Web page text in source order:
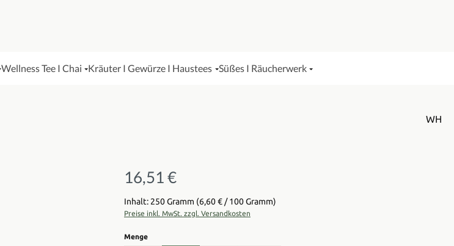
Wellness Tee I Chai Kräuter I Gewürze I Haustees Süßes I Räucherwerk
WH
Regulärer Preis:
16,51 €
Inhalt: 250 Gramm (6,60 € / 100 Gramm)
Preise inkl. MwSt. zzgl. Versandkosten
Mengeauswählen